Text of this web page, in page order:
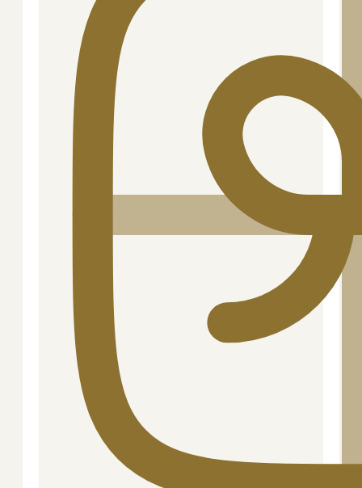
rundt. Koges 8-10 minutter. Si vandet fra og